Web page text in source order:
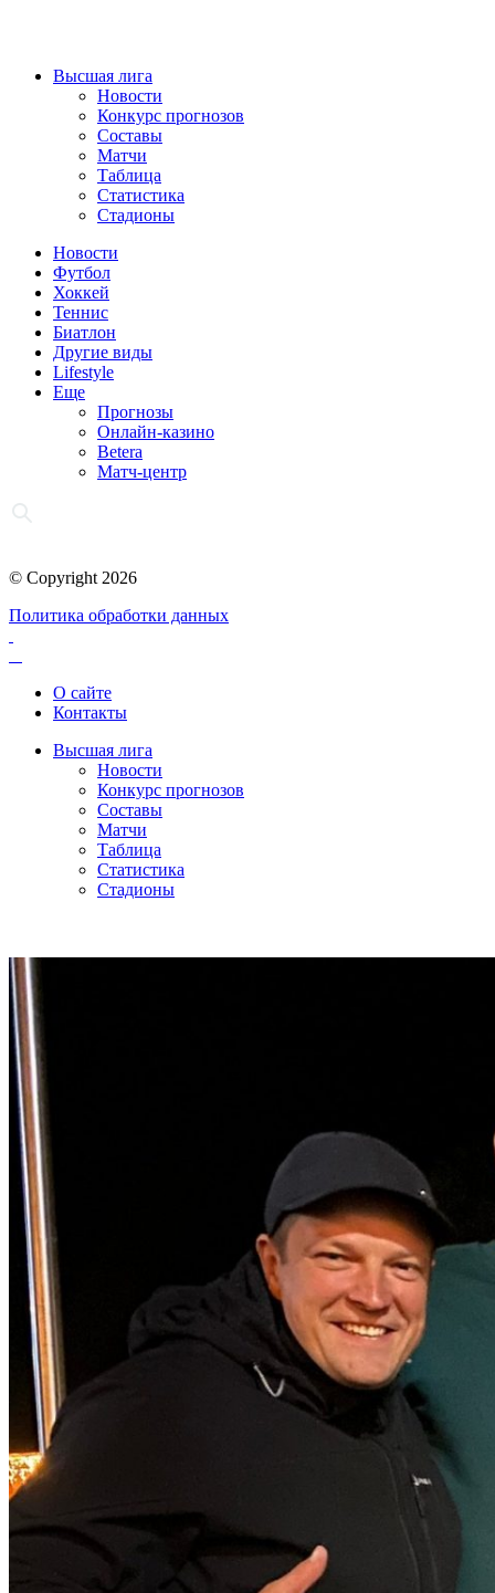
Высшая лига
Новости
Конкурс прогнозов
Составы
Матчи
Таблица
Статистика
Стадионы
Новости
Футбол
Хоккей
Теннис
Биатлон
Другие виды
Lifestyle
Еще
Прогнозы
Онлайн-казино
Betera
Матч-центр
© Copyright 2026
Политика обработки данных
О сайте
Контакты
Высшая лига
Новости
Конкурс прогнозов
Составы
Матчи
Таблица
Статистика
Стадионы